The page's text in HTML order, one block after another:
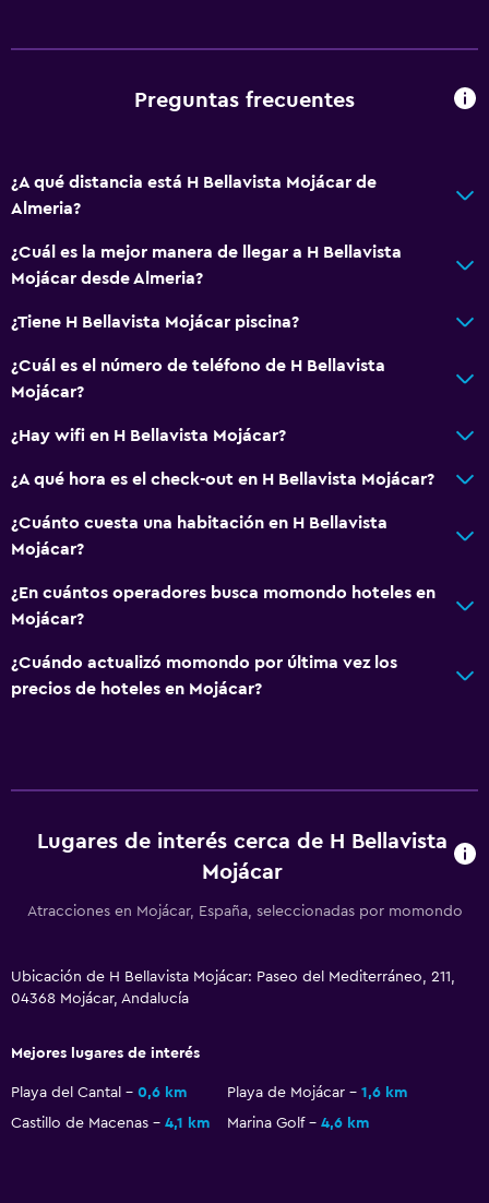
Tetera/cafetera
Nevera
General
Vista a la montaña
Servicios y facilidades
Mostrador de información turística
Para no fumadores
Armario o clóset
Estacionamiento y transporte
Sistema de entretenimiento
Aire libre
Terraza/patio
Preguntas frecuentes
¿A qué distancia está H Bellavista Mojácar de
Almeria?
¿Cuál es la mejor manera de llegar a H Bellavista
Mojácar desde Almeria?
¿Tiene H Bellavista Mojácar piscina?
¿Cuál es el número de teléfono de H Bellavista
Mojácar?
¿Hay wifi en H Bellavista Mojácar?
¿A qué hora es el check-out en H Bellavista Mojácar?
¿Cuánto cuesta una habitación en H Bellavista
Mojácar?
¿En cuántos operadores busca momondo hoteles en
Mojácar?
¿Cuándo actualizó momondo por última vez los
precios de hoteles en Mojácar?
Lugares de interés cerca de H Bellavista
Mojácar
Atracciones en Mojácar, España, seleccionadas por momondo
Ubicación de H Bellavista Mojácar: Paseo del Mediterráneo, 211,
04368 Mojácar, Andalucía
Mejores lugares de interés
Playa del Cantal 0,6 km Playa de Mojácar
1,6 km
Castillo de Macenas
4,1 km Marina Golf 4,6 km